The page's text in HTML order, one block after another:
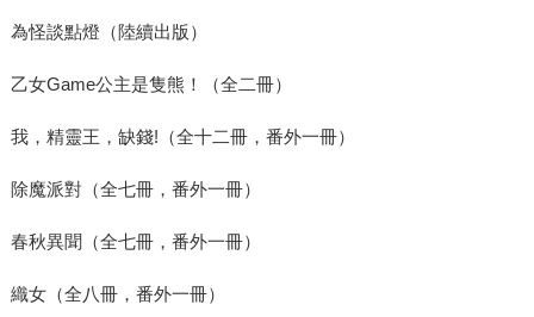
為怪談點燈（陸續出版）
乙女Game公主是隻熊！（全二冊）
我，精靈王，缺錢!（全十二冊，番外一冊）
除魔派對（全七冊，番外一冊）
春秋異聞（全七冊，番外一冊）
織女（全八冊，番外一冊）